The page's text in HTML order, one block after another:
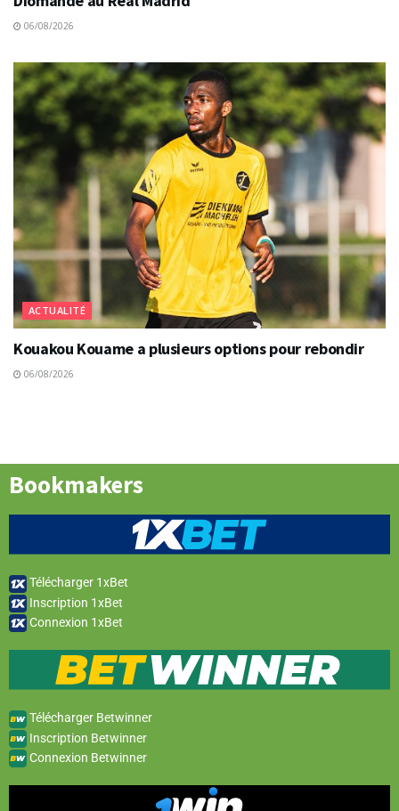
06/08/2026
ACTUALITÉ
Kouakou Kouame a plusieurs options pour rebondir
06/08/2026
Bookmakers
Télécharger 1xBet
Inscription 1xBet
Connexion 1xBet
Télécharger Betwinner
Inscription Betwinner
Connexion Betwinner